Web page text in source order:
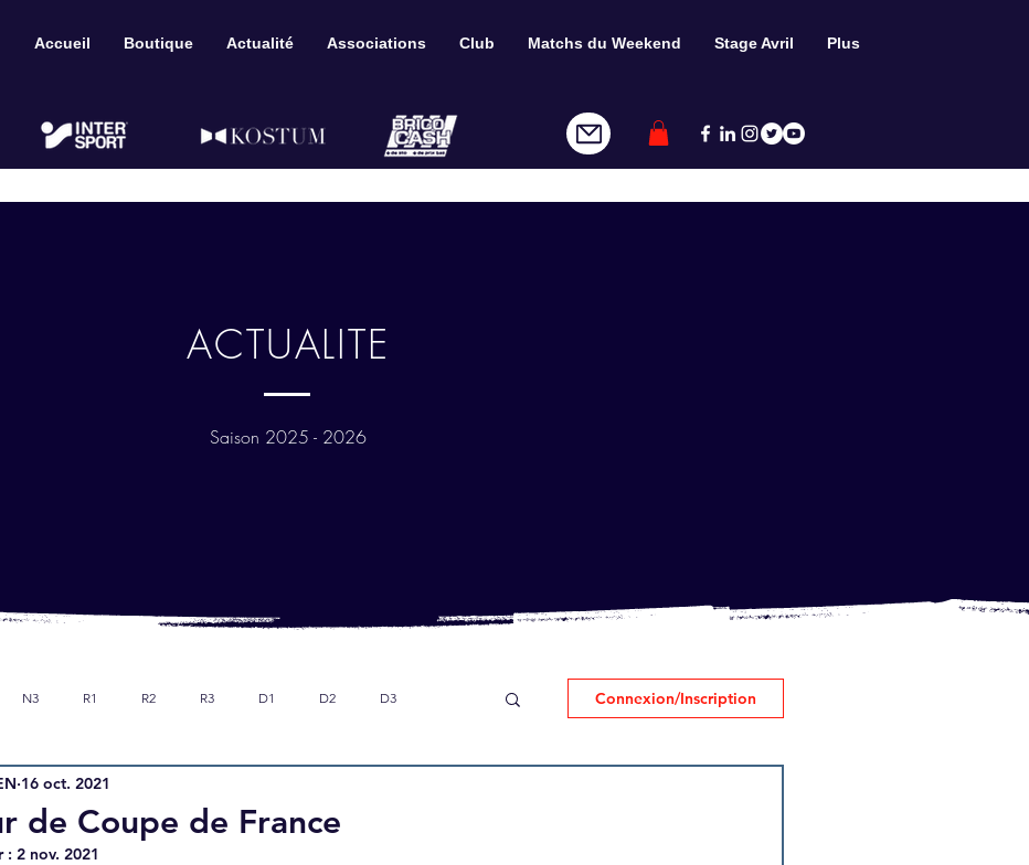
Accueil Boutique Actualité Associations Club Matchs du Weekend Stage Avril Plus
ACTUALITE
Saison 2025 - 2026
N3 R1 R2 R3 D1 D2 D3
Dans le rétro
Connexion/Inscription
de Coupe de France
16 oct. 2021
: 2 nov. 2021